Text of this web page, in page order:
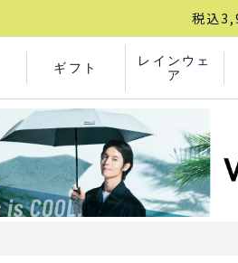
税込
ギフト
レインウェ
ア